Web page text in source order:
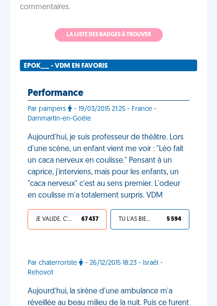
commentaires.
LA LISTE DES BADGES À TROUVER
EPOK__ - VDM EN FAVORIS
Performance
Par pampers
- 19/03/2015 21:25 - France -
Dammartin-en-Goële
Aujourd'hui, je suis professeur de théâtre. Lors
d'une scène, un enfant vient me voir : "Léo fait
un caca nerveux en coulisse." Pensant à un
caprice, j'interviens, mais pour les enfants, un
"caca nerveux" c'est au sens premier. L'odeur
en coulisse m'a totalement surpris. VDM
JE VALIDE, C'EST UNE VDM 67 437 TU L'AS BIEN MÉRITÉ 5 594
Par chaterroriste
- 26/12/2015 18:23 - Israël -
Rehovot
Aujourd'hui, la sirène d'une ambulance m'a
réveillée au beau milieu de la nuit. Puis ce furent